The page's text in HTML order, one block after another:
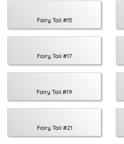
Fairy Tail #15
Fairy Tail #17
Fairy Tail #19
Fairy Tail #21